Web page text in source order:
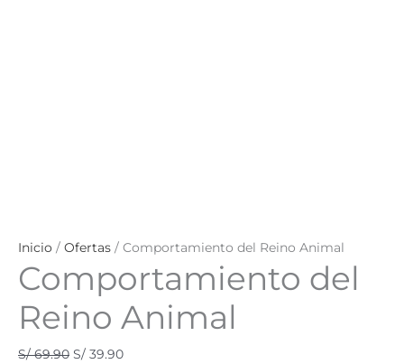
Inicio / Ofertas / Comportamiento del Reino Animal
Comportamiento del
Reino Animal
S/69.90 S/ 39.90